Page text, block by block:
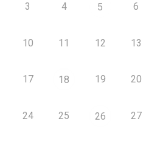
3 4 5 6
10 11 12 13
17 18 19 20
24 25 26 27